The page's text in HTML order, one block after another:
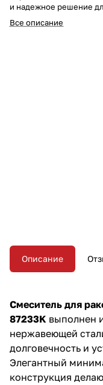
и надежное решение
ванной комнаты.
конструкция,
Все описание
Описание
Смеситель для
87233K выполнен
нержавеющей
долговечность и
Элегантный
конструкция